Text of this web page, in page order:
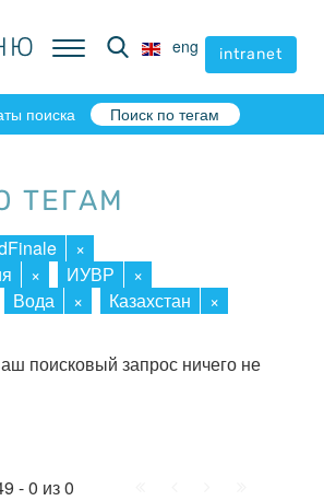
eng intranet
eng intranet
поиска Поиск по тегам
ТЕГАМ
×
× ИУВР
×
Вода × Казахстан ×
поисковый запрос ничего не
- 0 из 0